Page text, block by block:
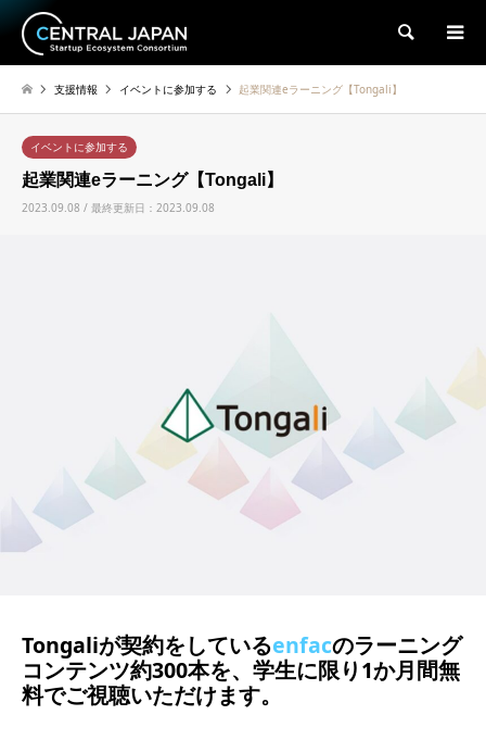
検索
支援情報 イベントに参加する 起業関連eラーニング【Tongali】
イベントに参加する
起業関連eラーニング【Tongali】
2023.09.08 / 最終更新日：2023.09.08
Tongaliが契約をしているenfacのラーニング
コンテンツ約300本を、学生に限り1か月間無
料でご視聴いただけます。